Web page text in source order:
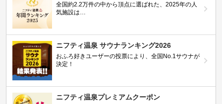
全国約2.2万件の中から頂点に選ばれた、2025年の人
気施設は…
ニフティ温泉 サウナランキング2026
おふろ好きユーザーの投票により、全国No.1サウナが
決定！
ニフティ温泉プレミアムクーポン